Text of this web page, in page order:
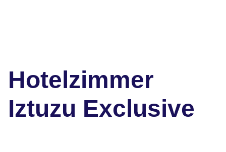
Hotelzimmer
Iztuzu Exclusive